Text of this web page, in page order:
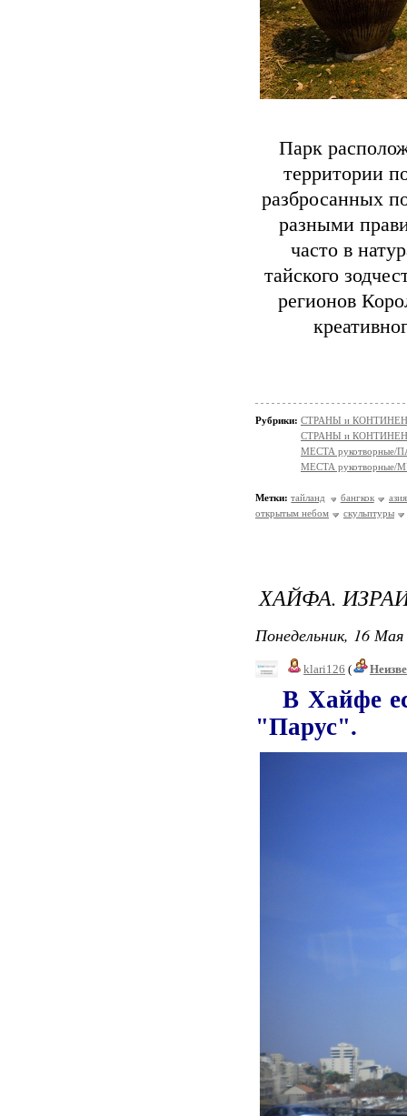
Парк
территории
разбросанных
разными
часто в
тайского
регионов
Рубрики: СТРАНЫ и
СТРАНЫ и
МЕСТА рукотворные/
МЕСТА рукотворные/
Метки: тайланд бангкок
азия
открытым небом
скульптуры
ХАЙФА.
Понедельник, 16
klari126 (
В Хайфе
"Парус".